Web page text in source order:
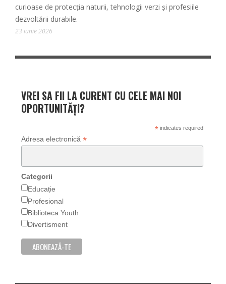
curioase de protecția naturii, tehnologii verzi și profesiile
dezvoltării durabile.
23 iunie 2026
VREI SA FII LA CURENT CU CELE MAI NOI
OPORTUNITĂȚI?
*indicates required
Adresa electronică *
Categorii
Educație
Profesional
Biblioteca Youth
Divertisment